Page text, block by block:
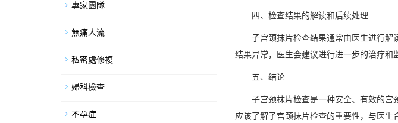
四、检查结果的解读和后续处理
子宫颈抹片检查结果通常由医生进行解
结果异常，医生会建议进行进一步的治疗和
五、结论
子宫颈抹片检查是一种安全、有效的宫
应该了解子宫颈抹片检查的重要性，与医生
專家團隊
無痛人流
私密處修複
婦科檢查
不孕症